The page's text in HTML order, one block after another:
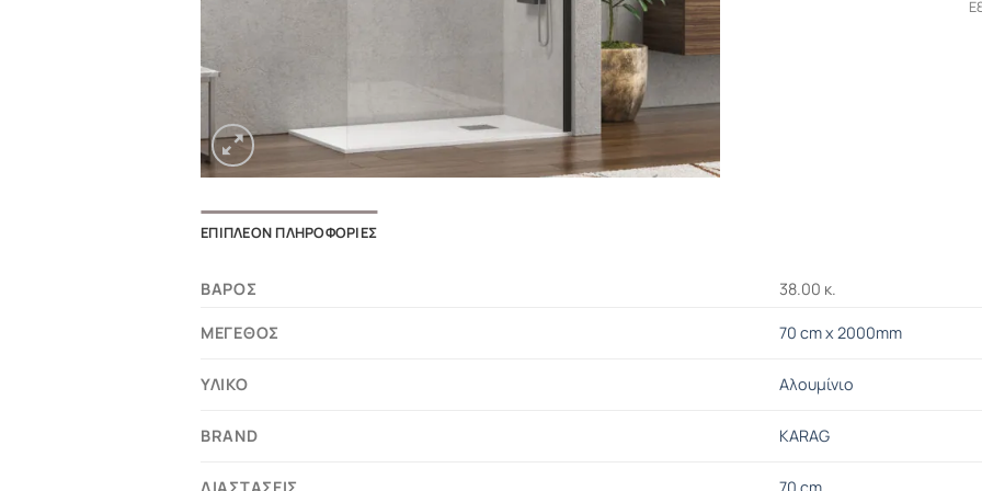
ΕΠΙΠΛΈΟΝ ΠΛΗΡΟΦΟΡΊΕΣ
ΒΆΡΟΣ 38.00 κ.
ΜΈΓΕΘΟΣ 70 cm x 2000mm
ΥΛΙΚΌ Αλουμίνιο
BRAND KARAG